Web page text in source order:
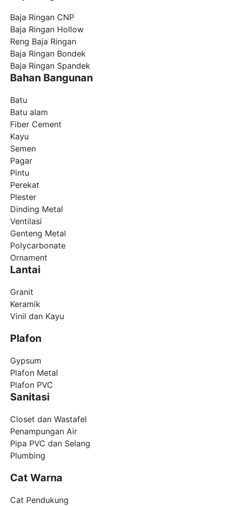
Baja Ringan CNP
Baja Ringan Hollow
Reng Baja Ringan
Baja Ringan Bondek
Baja Ringan Spandek
Bahan Bangunan
Batu
Batu alam
Fiber Cement
Kayu
Semen
Pagar
Pintu
Perekat
Plester
Dinding Metal
Ventilasi
Genteng Metal
Polycarbonate
Ornament
Lantai
Granit
Keramik
Vinil dan Kayu
Plafon
Gypsum
Plafon Metal
Plafon PVC
Sanitasi
Closet dan Wastafel
Penampungan Air
Pipa PVC dan Selang
Plumbing
Cat Warna
Cat Pendukung